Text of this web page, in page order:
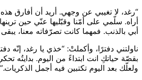
“رغد، لا تغيبي عن وجهي. أريد أن أفارق
أراه. سلّمي على أمّنا وقبّليها عنّي حين
أبي بالذنب. فمهما كانت تصرّفاته معنا، يبقى
ناولتني دفترًا، وأكملتْ: “خذي يا رغد، إنّه
بقصّة حياتكِ انت ابتداءً من اليوم. بدايتُه
ولعلّك بعد اليوم تكتبين فيه أجمل الذكريات.”